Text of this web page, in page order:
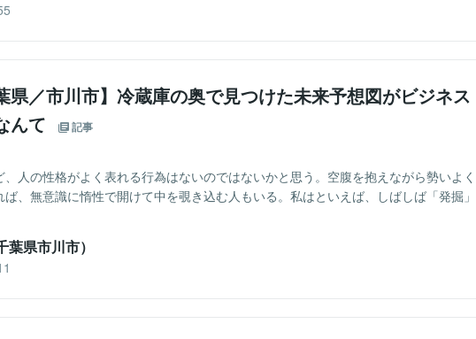
県／市川市】冷蔵庫の奥で見つけた未来予想図がビジネス
んて
記事
人の性格がよく表れる行為はないのではないかと思う。空腹を抱えながら勢いよく
、無意識に惰性で開けて中を覗き込む人もいる。私はといえば、しばしば「発掘」
県市川市）